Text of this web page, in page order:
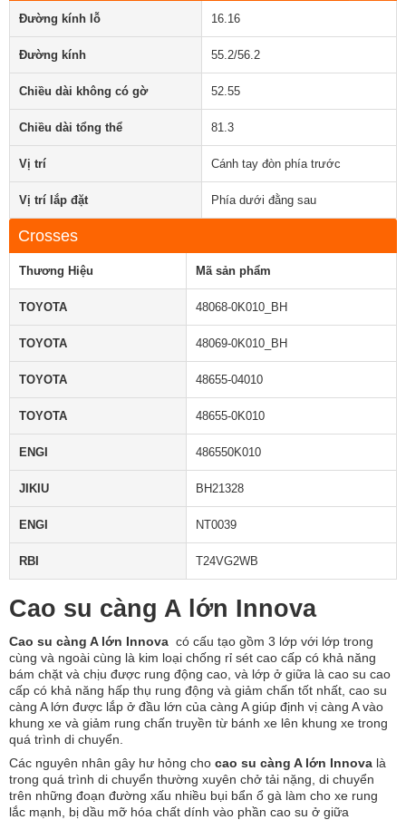
Đường kính lỗ 16.16
Đường kính 55.2/56.2
Chiều dài không có gờ 52.55
Chiều dài tổng thể 81.3
Vị trí Cánh tay đòn phía trước
Vị trí lắp đặt Phía dưới đằng sau
Crosses
Thương Hiệu Mã sản phẩm
TOYOTA 48068-0K010_BH
TOYOTA 48069-0K010_BH
TOYOTA 48655-04010
TOYOTA 48655-0K010
ENGI 486550K010
JIKIU BH21328
ENGI NT0039
RBI T24VG2WB
Cao su càng A lớn Innova
Cao su càng A lớn Innova có cấu tạo gồm 3 lớp với lớp trong
cùng và ngoài cùng là kim loại chống rỉ sét cao cấp có khả năng
bám chặt và chịu được rung động cao, và lớp ở giữa là cao su cao
cấp có khả năng hấp thụ rung động và giảm chấn tốt nhất, cao su
càng A lớn được lắp ở đầu lớn của càng A giúp định vị càng A vào
khung xe và giảm rung chấn truyền từ bánh xe lên khung xe trong
quá trình di chuyển.
Các nguyên nhân gây hư hỏng cho cao su càng A lớn Innova là
trong quá trình di chuyển thường xuyên chở tải nặng, di chuyển
trên những đoạn đường xấu nhiều bụi bẩn ổ gà làm cho xe rung
lắc mạnh, bị dầu mỡ hóa chất dính vào phần cao su ở giữa